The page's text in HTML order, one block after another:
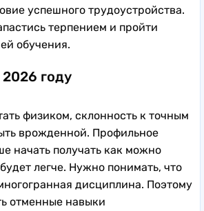
успешного трудоустройства.
терпением и пройти
обучения.
2026 году
физиком, склонность к точным
врожденной. Профильное
начать получать как можно
легче. Нужно понимать, что
дисциплина. Поэтому
отменные навыки